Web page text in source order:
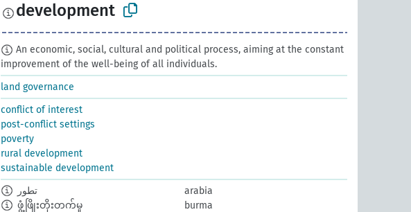
development
An economic, social, cultural and political process, aiming at the constant
improvement of the well-being of all individuals.
land governance
conflict of interest
post-conflict settings
poverty
rural development
sustainable development
تطور
arabia
ဖွံ့ဖြိုးတိုးတက်မှု
burma